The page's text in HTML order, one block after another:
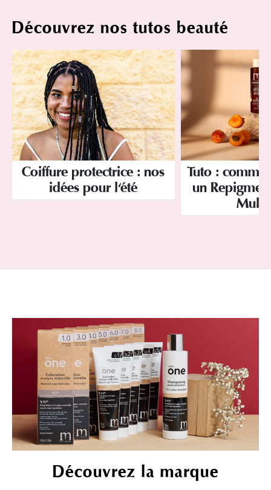
Découvrez nos tutos beauté
Coiffure protectrice : nos
idées pour l'été
Tuto :
un
Découvrez la marque